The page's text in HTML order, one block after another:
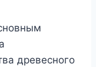
древесного